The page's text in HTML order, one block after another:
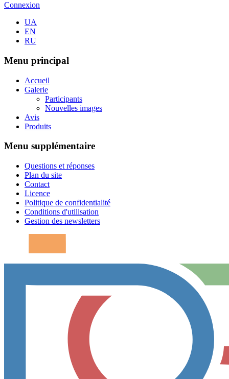
Connexion
UA
EN
RU
Menu principal
Accueil
Galerie
Participants
Nouvelles images
Avis
Produits
Menu supplémentaire
Questions et réponses
Plan du site
Contact
Licence
Politique de confidentialité
Conditions d'utilisation
Gestion des newsletters